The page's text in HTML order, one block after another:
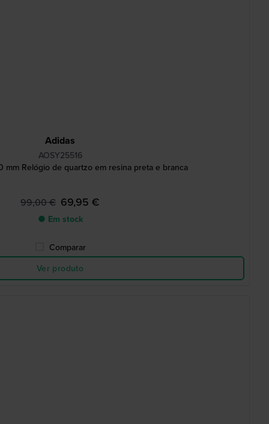
Adidas
AOSY25516
mm Relógio de quartzo em resina preta e branca
99,00 € 69,95 €
● Em stock
Comparar
Ver produto